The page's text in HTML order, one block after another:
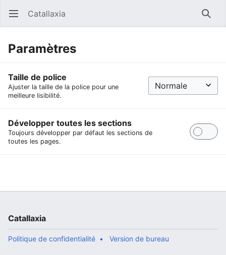
Ouvrir le menu principal Catallaxia
Paramètres
Taille de police
Ajuster la taille de la police pour une
meilleure lisibilité.
Développer toutes les sections
Toujours développer par défaut les sections de
toutes les pages.
Catallaxia
Politique de confidentialité Version de bureau